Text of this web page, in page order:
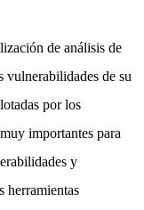
de análisis de
vulnerabilidades de su
por los
importantes para
y
herramientas